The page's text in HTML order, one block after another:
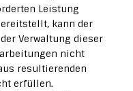
Leistung
kann der
Verwaltung dieser
nicht
resultierenden
erfüllen.